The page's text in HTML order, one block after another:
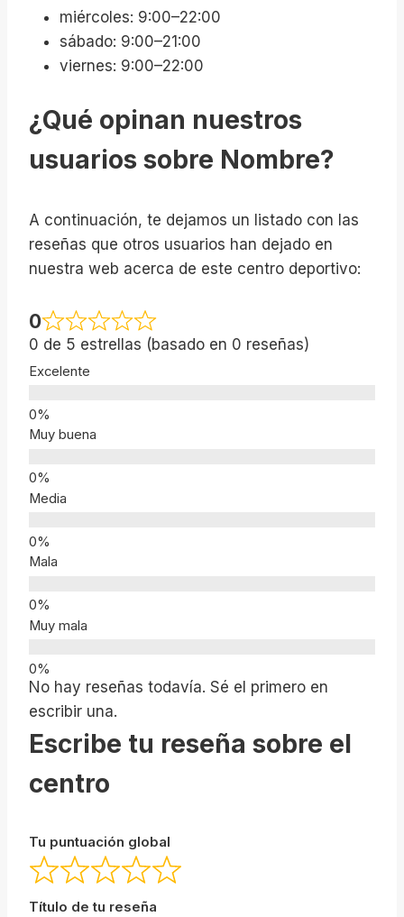
miércoles: 9:00–22:00
sábado: 9:00–21:00
viernes: 9:00–22:00
¿Qué opinan nuestros
usuarios sobre Nombre?
A continuación, te dejamos un listado con las
reseñas que otros usuarios han dejado en
nuestra web acerca de este centro deportivo:
0
0 de 5 estrellas (basado en 0 reseñas)
Excelente
Muy buena
Media
Mala
Muy mala
No hay reseñas todavía. Sé el primero en
escribir una.
Escribe tu reseña sobre el
centro
Tu puntuación global
Título de tu reseña